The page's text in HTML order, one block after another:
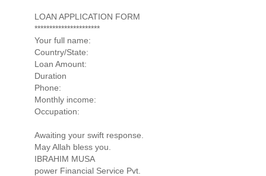
LOAN APPLICATION FORM
**********************
Your full name:
Country/State:
Loan Amount:
Duration
Phone:
Monthly income:
Occupation:
Awaiting your swift response.
May Allah bless you.
IBRAHIM MUSA
power Financial Service Pvt.